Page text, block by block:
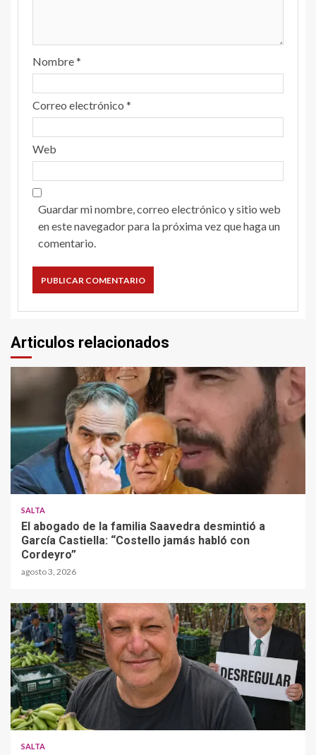
Nombre*
Correo electrónico *
Web
Guardar mi nombre, correo electrónico y sitio web
en este navegador para la próxima vez que haga un
comentario.
Articulos relacionados
SALTA
El abogado de la familia Saavedra desmintió a
García Castiella: “Costello jamás habló con
Cordeyro”
agosto 3, 2026
SALTA